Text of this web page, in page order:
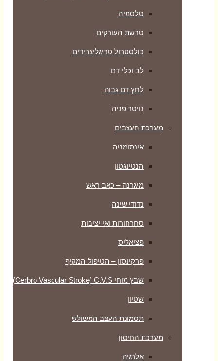
טלסמיה
טרשת העורקים
כולסטרול טריגליצרידים
לב וכלי דם
לחץ דם גבוה
נויטרופניה
מערכת העצבים
אינסומניה
הנטינגטון
מיגרנה – כאב ראש
נדודי שינה
סחרחורות ואי יציבות
פציאליס
פרקינסון – הטיפול המקיף
שבץ מוחי Cerbro Vascular Stroke) C.V.S)
שטיון
תסמונת העצב המשולש
מערכת החיסון
אלרגיה